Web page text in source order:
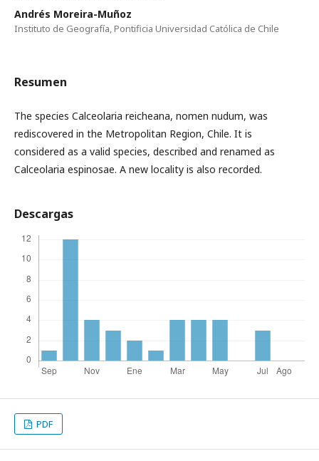
Andrés Moreira-Muñoz
Instituto de Geografía, Pontificia Universidad Católica de Chile
Resumen
The species Calceolaria reicheana, nomen nudum, was
rediscovered in the Metropolitan Region, Chile. It is
considered as a valid species, described and renamed as
Calceolaria espinosae. A new locality is also recorded.
Descargas
PDF